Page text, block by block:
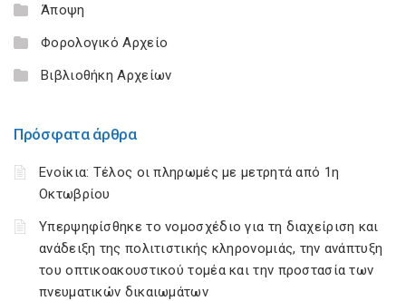
Άποψη
Φορολογικό Αρχείο
Βιβλιοθήκη Αρχείων
Πρόσφατα άρθρα
Ενοίκια: Τέλος οι πληρωμές με μετρητά από 1η
Οκτωβρίου
Υπερψηφίσθηκε το νομοσχέδιο για τη διαχείριση και
ανάδειξη της πολιτιστικής κληρονομιάς, την ανάπτυξη
του οπτικοακουστικού τομέα και την προστασία των
πνευματικών δικαιωμάτων